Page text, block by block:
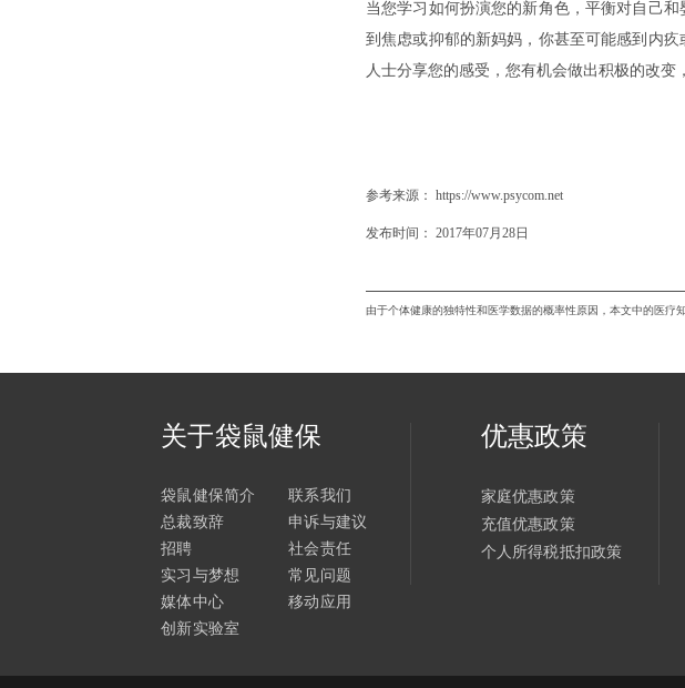
关于袋鼠健保
袋鼠健保简介
总裁致辞
招聘
实习与梦想
媒体中心
创新实验室
联系我们
申诉与建议
社会责任
常见问题
移动应用
优惠政策
家庭优惠政策
充值优惠政策
个人所得税抵扣政策